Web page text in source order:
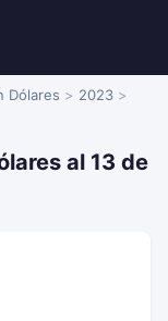
Dólares
2023
al 13 de